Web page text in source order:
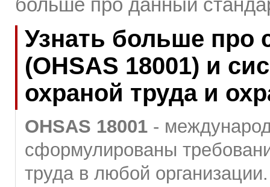
больше про данный
Узнать больше про
(OHSAS 18001) и
охраной труда и
OHSAS 18001 -
сформулированы
труда в любой